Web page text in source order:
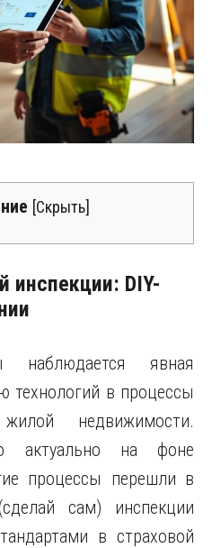
[Скрыть]
DIY-
явная
технологий в процессы
недвижимости.
актуально на фоне
процессы перешли в
сам) инспекции
в страховой